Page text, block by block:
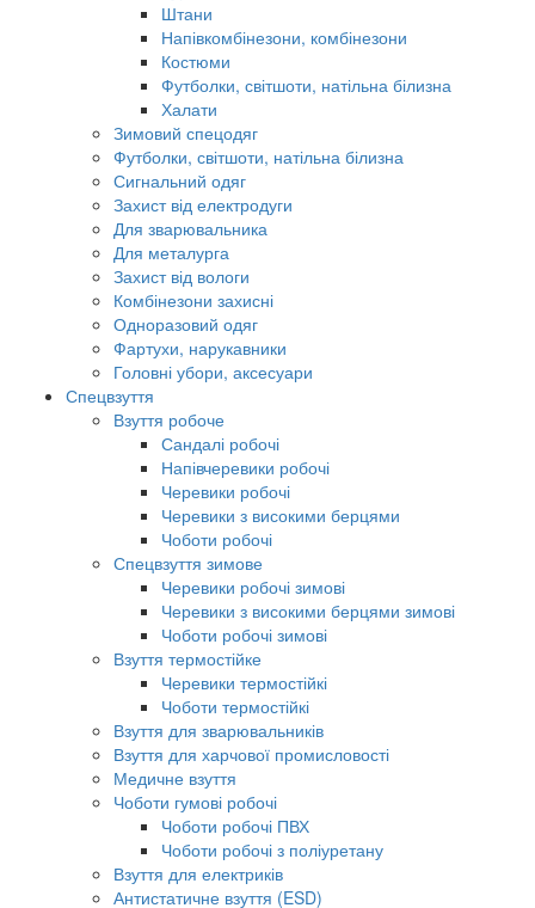
Штани
Напівкомбінезони, комбінезони
Костюми
Футболки, світшоти, натільна білизна
Халати
Зимовий спецодяг
Футболки, світшоти, натільна білизна
Сигнальний одяг
Захист від електродуги
Для зварювальника
Для металурга
Захист від вологи
Комбінезони захисні
Одноразовий одяг
Фартухи, нарукавники
Головні убори, аксесуари
Спецвзуття
Взуття робоче
Сандалі робочі
Напівчеревики робочі
Черевики робочі
Черевики з високими берцями
Чоботи робочі
Спецвзуття зимове
Черевики робочі зимові
Черевики з високими берцями зимові
Чоботи робочі зимові
Взуття термостійке
Черевики термостійкі
Чоботи термостійкі
Взуття для зварювальників
Взуття для харчової промисловості
Медичне взуття
Чоботи гумові робочі
Чоботи робочі ПВХ
Чоботи робочі з поліуретану
Взуття для електриків
Антистатичне взуття (ESD)